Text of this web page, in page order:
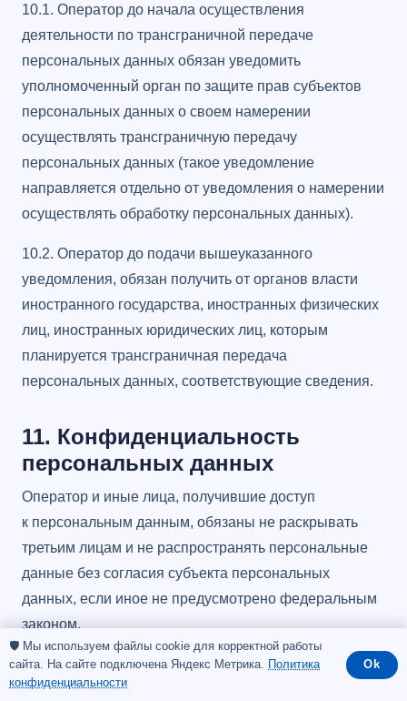
10.1. Оператор до начала осуществления
деятельности по трансграничной передаче
персональных данных обязан уведомить
уполномоченный орган по защите прав субъектов
персональных данных о своем намерении
осуществлять трансграничную передачу
персональных данных (такое уведомление
направляется отдельно от уведомления о намерении
осуществлять обработку персональных данных).
10.2. Оператор до подачи вышеуказанного
уведомления, обязан получить от органов власти
иностранного государства, иностранных физических
лиц, иностранных юридических лиц, которым
планируется трансграничная передача
персональных данных, соответствующие сведения.
11. Конфиденциальность
персональных данных
Оператор и иные лица, получившие доступ
к персональным данным, обязаны не раскрывать
третьим лицам и не распространять персональные
данные без согласия субъекта персональных
данных, если иное не предусмотрено федеральным
законом.
12. Заключительные положения
🛡️ Мы используем файлы cookie для корректной работы
сайта. На сайте подключена Яндекс Метрика. Политика
конфиденциальности
Ok